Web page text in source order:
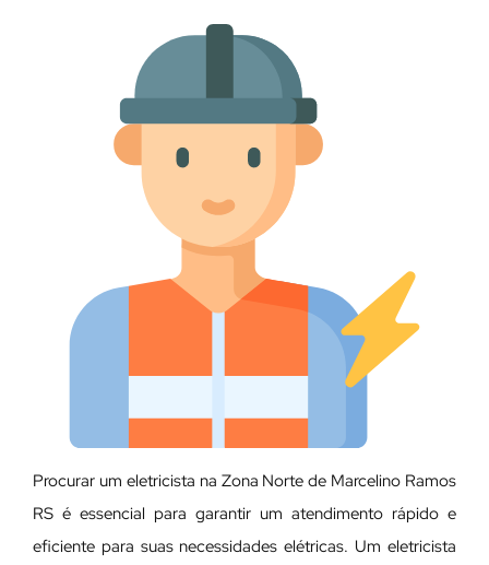
Procurar um eletricista na Zona Norte de Marcelino Ramos
RS é essencial para garantir um atendimento rápido e
eficiente para suas necessidades elétricas. Um eletricista